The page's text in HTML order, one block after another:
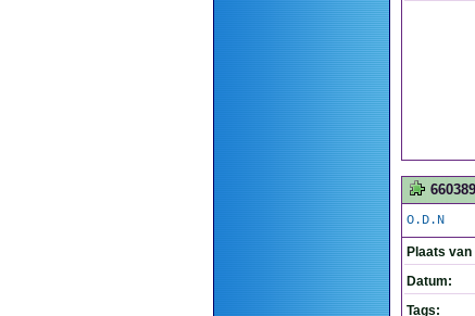
660389
O.D.N
Plaats van
Datum:
Tags: